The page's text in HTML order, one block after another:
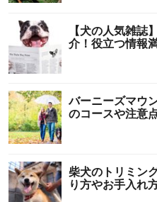
【犬の人気雑誌
介！役立つ情報
バーニーズマウ
のコースや注意
柴犬のトリミン
り方やお手入れ